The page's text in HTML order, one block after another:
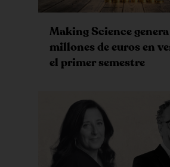
Making Science genera
millones de euros en
el primer semestre